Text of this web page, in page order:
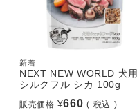
新着
NEXT NEW WORLD 犬用
シルクフル シカ 100g
販売価格 ¥660
税込